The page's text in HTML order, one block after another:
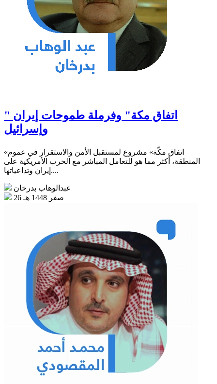
" اتفاق مكة" وفرملة طموحات إيران
وإسرائيل
«اتفاق مكّة» مشروع لمستقبل الأمن والاستقرار في عموم
المنطقة، أكثر مما هو للتعامل المباشر مع الحرب الأمريكية على
إيران وتداعياتها....
عبدالوهاب بدرخان
26 صفر 1448 هـ